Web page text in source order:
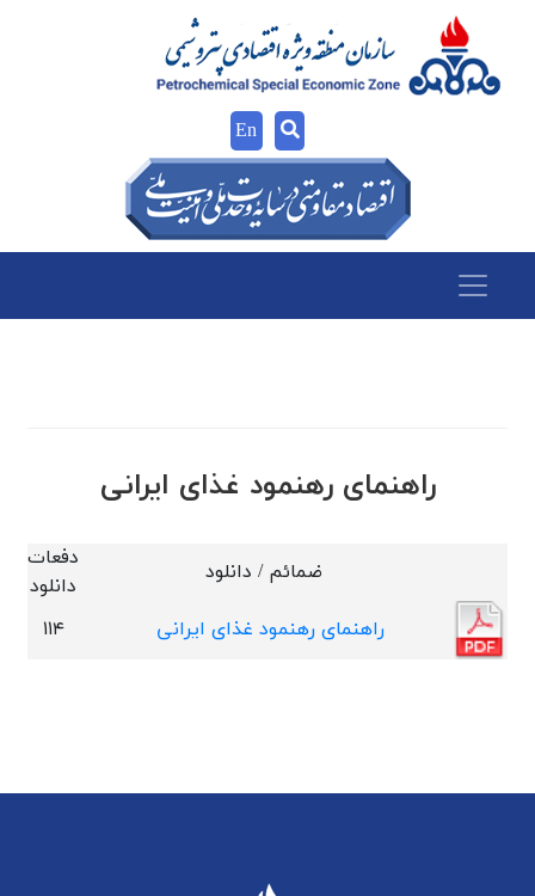
En
راهنمای رهنمود غذای ایرانی
ضمائم / دانلود
دفعات
دانلود
راهنمای رهنمود غذای ایرانی
۱۱۴